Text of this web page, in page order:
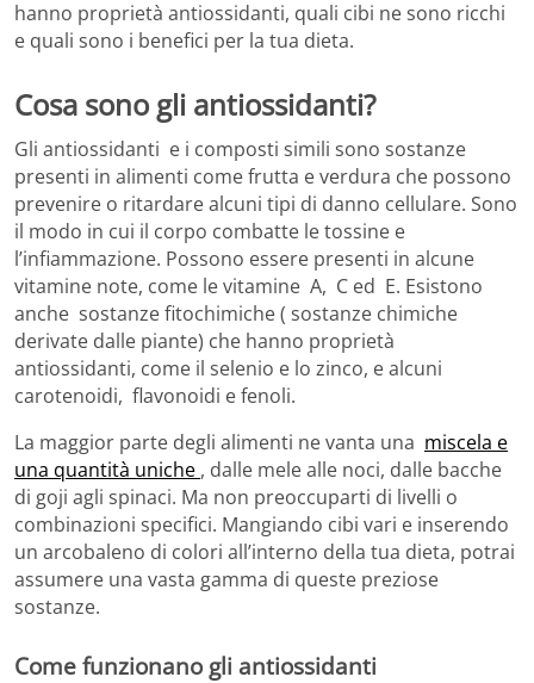
hanno proprietà antiossidanti, quali cibi ne sono ricchi
e quali sono i benefici per la tua dieta.
Cosa sono gli antiossidanti?
Gli antiossidanti e i composti simili sono sostanze
presenti in alimenti come frutta e verdura che possono
prevenire o ritardare alcuni tipi di danno cellulare. Sono
il modo in cui il corpo combatte le tossine e
l’infiammazione. Possono essere presenti in alcune
vitamine note, come le vitamine A, C ed E. Esistono
anche sostanze fitochimiche ( sostanze chimiche
derivate dalle piante) che hanno proprietà
antiossidanti, come il selenio e lo zinco, e alcuni
carotenoidi, flavonoidi e fenoli.
La maggior parte degli alimenti ne vanta una miscela e
una quantità uniche , dalle mele alle noci, dalle bacche
di goji agli spinaci. Ma non preoccuparti di livelli o
combinazioni specifici. Mangiando cibi vari e inserendo
un arcobaleno di colori all’interno della tua dieta, potrai
assumere una vasta gamma di queste preziose
sostanze.
Come funzionano gli antiossidanti